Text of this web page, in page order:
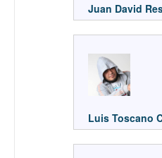
Juan David
Luis Toscano